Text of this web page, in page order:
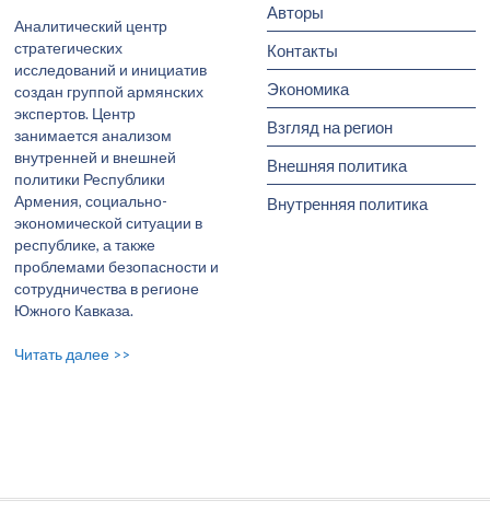
Аналитический центр
стратегических
исследований и инициатив
создан группой армянских
экспертов. Центр
занимается анализом
внутренней и внешней
политики Республики
Армения, социально-
экономической ситуации в
республике, а также
проблемами безопасности и
сотрудничества в регионе
Южного Кавказа.
Читать далее >>
Авторы
Контакты
Экономика
Взгляд на регион
Внешняя политика
Внутренняя политика